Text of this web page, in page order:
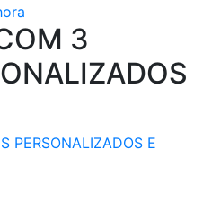
3
PERSONALIZADOS E